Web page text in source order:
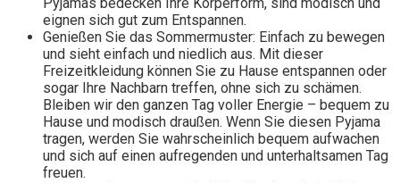
eignen sich gut zum Entspannen.
Genießen Sie das Sommermuster: Einfach zu bewegen
und sieht einfach und niedlich aus. Mit dieser
Freizeitkleidung können Sie zu Hause entspannen oder
sogar Ihre Nachbarn treffen, ohne sich zu schämen.
Bleiben wir den ganzen Tag voller Energie – bequem zu
Hause und modisch draußen. Wenn Sie diesen Pyjama
tragen, werden Sie wahrscheinlich bequem aufwachen
und sich auf einen aufregenden und unterhaltsamen Tag
freuen.